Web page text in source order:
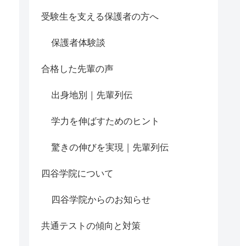
受験生を支える保護者の方へ
保護者体験談
合格した先輩の声
出身地別｜先輩列伝
学力を伸ばすためのヒント
驚きの伸びを実現｜先輩列伝
四谷学院について
四谷学院からのお知らせ
共通テストの傾向と対策